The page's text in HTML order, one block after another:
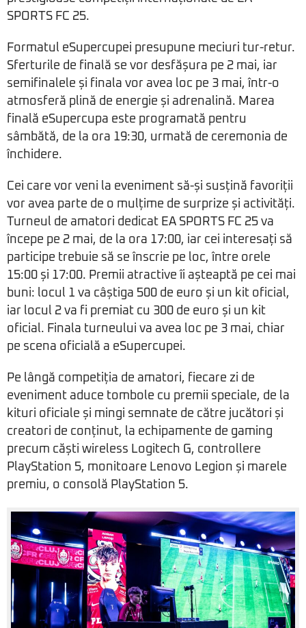
SPORTS FC 25.
Formatul eSupercupei presupune meciuri tur-retur.
Sferturile de finală se vor desfășura pe 2 mai, iar
semifinalele și finala vor avea loc pe 3 mai, într-o
atmosferă plină de energie și adrenalină. Marea
finală eSupercupa este programată pentru
sâmbătă, de la ora 19:30, urmată de ceremonia de
închidere.
Cei care vor veni la eveniment să-și susțină favoriții
vor avea parte de o mulțime de surprize și activități.
Turneul de amatori dedicat EA SPORTS FC 25 va
începe pe 2 mai, de la ora 17:00, iar cei interesați să
participe trebuie să se înscrie pe loc, între orele
15:00 și 17:00. Premii atractive îi așteaptă pe cei mai
buni: locul 1 va câștiga 500 de euro și un kit oficial,
iar locul 2 va fi premiat cu 300 de euro și un kit
oficial. Finala turneului va avea loc pe 3 mai, chiar
pe scena oficială a eSupercupei.
Pe lângă competiția de amatori, fiecare zi de
eveniment aduce tombole cu premii speciale, de la
kituri oficiale și mingi semnate de către jucători și
creatori de conținut, la echipamente de gaming
precum căști wireless Logitech G, controllere
PlayStation 5, monitoare Lenovo Legion și marele
premiu, o consolă PlayStation 5.